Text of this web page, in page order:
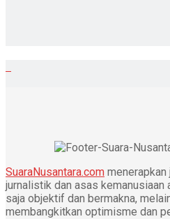
SuaraNusantara.com
jurnalistik dan asas kemanusiaan
saja objektif dan bermakna,
membangkitkan optimisme dan